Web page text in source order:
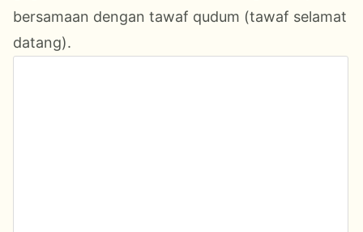
bersamaan dengan tawaf qudum (tawaf selamat
datang).